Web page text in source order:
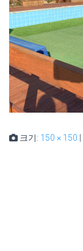
크기: 150 × 150 |